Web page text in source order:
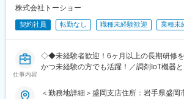
用システムなど、革新的な技術に関われます
- スキルアップを全面支援：業務に必要な
にサポート。大型自動車免許、けん引免許
機操作など、幅広い資格にチャレンジでき
■組織構成：
防災事業部には10名程が在籍しており、「
WOTASTOREの管理運営などを行っていま
株式会社トーショー
契約社員 転勤なし 職種未経験歓迎 業種未
仕事内容
◇◆未経験者歓迎！6ヶ月以上の長期研修
かつ未経験の方でも活躍！／調剤IoT機器
い方も歓迎！社会貢献性の高い仕事◆◇
＜勤務地詳細＞盛岡支店住所：岩手県盛